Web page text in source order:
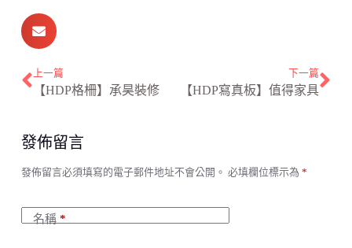
上一篇
【HDP格柵】承昊裝修
下一篇
【HDP寫真板】值得家具
發佈留言
發佈留言必須填寫的電子郵件地址不會公開。 必填欄位標示為 *
名稱*
A
e
r